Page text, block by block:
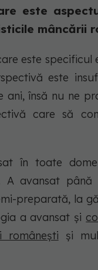
este
mâncării
este
este
ani, însă nu ne
care să
în toate
A avansat
preparată, la
a avansat și
românești și